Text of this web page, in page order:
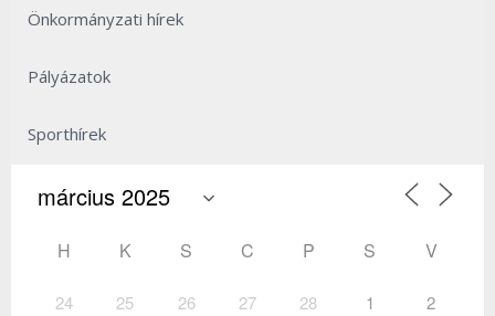
Önkormányzati hírek
Pályázatok
Sporthírek
H K S C P S V
24 25 26 27 28 1 2